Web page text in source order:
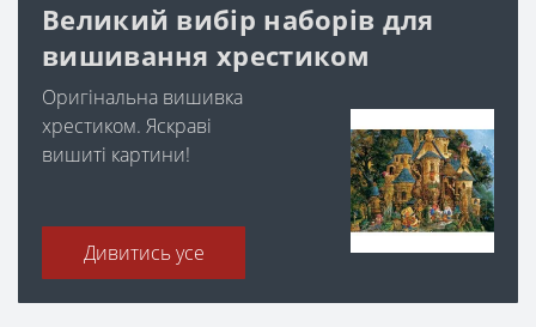
Великий вибір наборів для
вишивання хрестиком
Оригінальна вишивка
хрестиком. Яскраві
вишиті картини!
Дивитись усе